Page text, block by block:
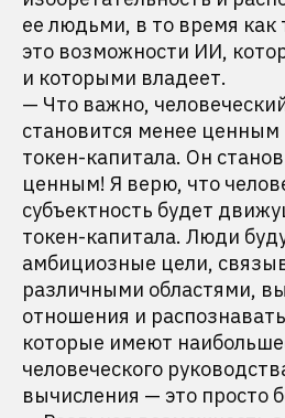
ее людьми, в то время как
это возможности ИИ,
и которыми владеет.
— Что важно,
становится менее ценным
токен-капитала. Он
ценным! Я верю, что
субъектность будет
токен-капитала. Люди
амбициозные цели,
различными областями,
отношения и
которые имеют
человеческого
вычисления — это просто